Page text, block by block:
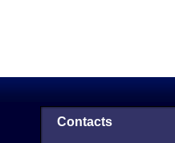
Contacts